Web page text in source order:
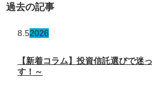
過去の記事
8.52026
【新着コラム】投資信託選びで迷
す！～